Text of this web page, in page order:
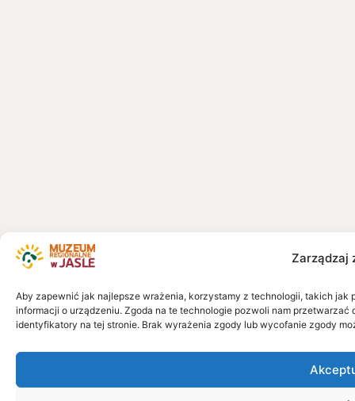
Zarządzaj
Aby zapewnić jak najlepsze wrażenia, korzystamy z technologii, takich
informacji o urządzeniu. Zgoda na te technologie pozwoli nam
identyfikatory na tej stronie. Brak wyrażenia zgody lub wycofanie zgody